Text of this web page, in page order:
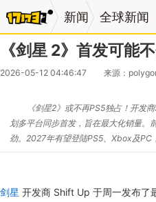
新闻 全球新闻
《剑星 2》首发可能
2026-05-12 04:46:47 来源：
《剑星2》或不再PS5独占！开发
划多平台同步首发，旨在最大化销量。
劲。2027年有望登陆PS5、Xbox及PC
剑星 开发商 Shift Up 于周一发布了